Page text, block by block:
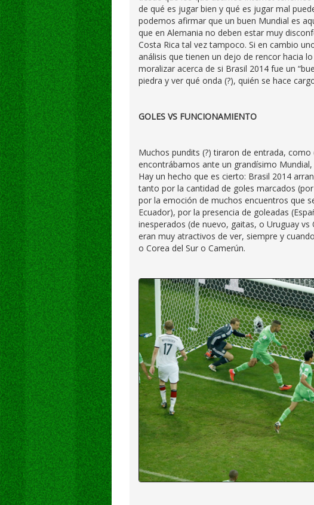
de qué es jugar bien y qué es jugar mal
podemos afirmar que un buen Mundial es
que en Alemania no deben estar muy
Costa Rica tal vez tampoco. Si en cambio
análisis que tienen un dejo de rencor hacia
moralizar acerca de si Brasil 2014 fue un
piedra y ver qué onda (?), quién se hace
GOLES VS FUNCIONAMIENTO
Muchos pundits (?) tiraron de entrada,
encontrábamos ante un grandísimo
Hay un hecho que es cierto: Brasil 2014
tanto por la cantidad de goles marcados
por la emoción de muchos encuentros que
Ecuador), por la presencia de goleadas
inesperados (de nuevo, gaitas, o Uruguay
eran muy atractivos de ver, siempre y
o Corea del Sur o Camerún.